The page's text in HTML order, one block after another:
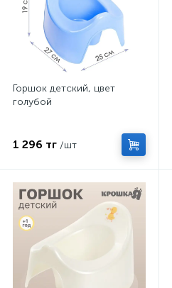
Горшок детский, цвет
голубой
1 296 тг /шт